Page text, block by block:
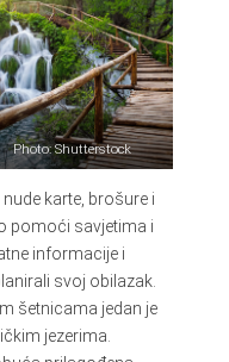
Photo: Shutterstock
karte, brošure i
pomoći savjetima i
informacije i
svoj obilazak.
šetnicama jedan je
jezerima.